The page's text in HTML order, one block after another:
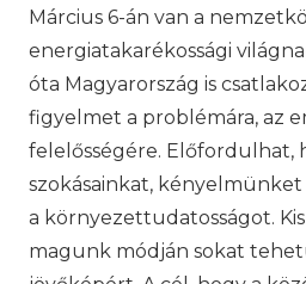
Március 6-án van a
energiatakarékossági
óta Magyarország is
figyelmet a problémára, az
felelősségére. Előfordulhat,
szokásainkat,
a környezettudatosságot.
magunk módján sokat